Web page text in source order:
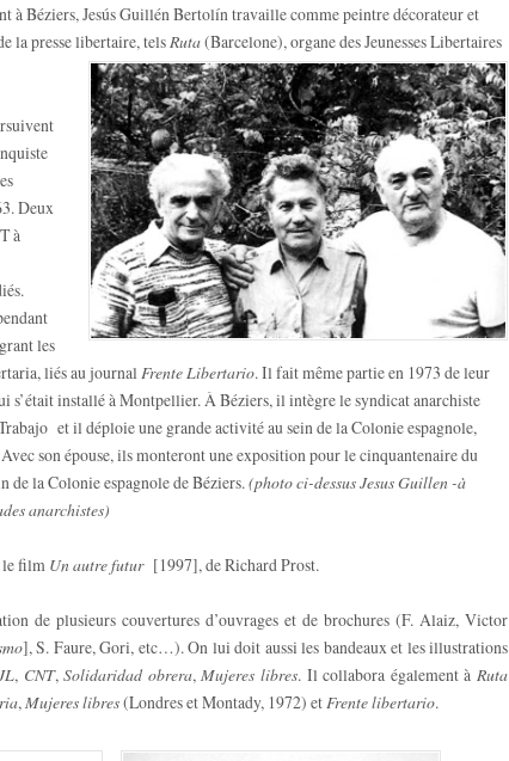
à Béziers, Jesús Guillén Bertolín travaille comme peintre décorateur et
la presse libertaire, telsRuta(Barcelone), organe des Jeunesses Libertaires
Deux
à
les
liés au journal Frente Libertario. Il fait même partie en 1973 de leur
s’était installé à Montpellier. À Béziers, il intègre le syndicat anarchiste
et il déploie une grande activité au sein de la Colonie espagnole,
son épouse, ils monteront une exposition pour le cinquantenaire du
de la Colonie espagnole de Béziers. (photo ci-dessus Jesus Guillen -à
anarchistes)
le film Un autre futur[1997], de Richard Prost.
de plusieurs couvertures d’ouvrages et de brochures (F. Alaiz, Victor
], S. Faure, Gori, etc…). On lui doit aussi les bandeaux et les illustrations
, CNT,Solidaridad obrera,Mujeres libres. Il collabora également àRuta
,Mujeres libres(Londres et Montady, 1972) etFrente libertario.